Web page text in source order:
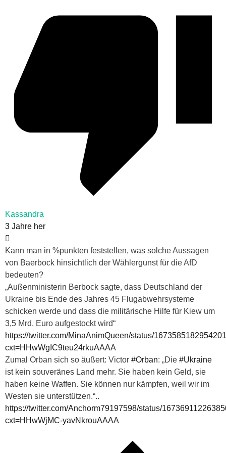
Kassandra
3 Jahre her
Kann man in %punkten feststellen, was solche Aussagen
von Baerbock hinsichtlich der Wählergunst für die AfD
bedeuten?
„Außenministerin Berbock sagte, dass Deutschland der
Ukraine bis Ende des Jahres 45 Flugabwehrsysteme
schicken werde und dass die militärische Hilfe für Kiew um
3,5 Mrd. Euro aufgestockt wird“
https://twitter.com/MinaAnimQueen/status/
cxt=HHwWgIC9teu24rkuAAAA
Zumal Orban sich so äußert: Victor #Orban: „Die #Ukraine
ist kein souveränes Land mehr. Sie haben kein Geld, sie
haben keine Waffen. Sie können nur kämpfen, weil wir im
Westen sie unterstützen.“..
https://twitter.com/Anchorm79197598/status/
cxt=HHwWjMC-yavNkrouAAAA